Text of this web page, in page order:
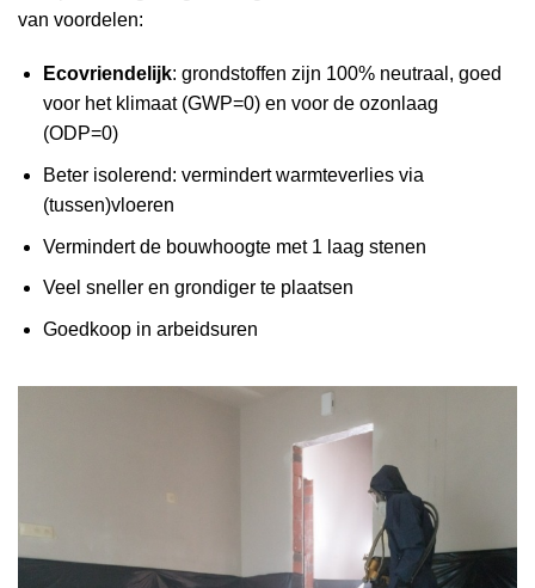
van voordelen:
Ecovriendelijk: grondstoffen zijn 100% neutraal, goed
voor het klimaat (GWP=0) en voor de ozonlaag
(ODP=0)
Beter isolerend: vermindert warmteverlies via
(tussen)vloeren
Vermindert de bouwhoogte met 1 laag stenen
Veel sneller en grondiger te plaatsen
Goedkoop in arbeidsuren